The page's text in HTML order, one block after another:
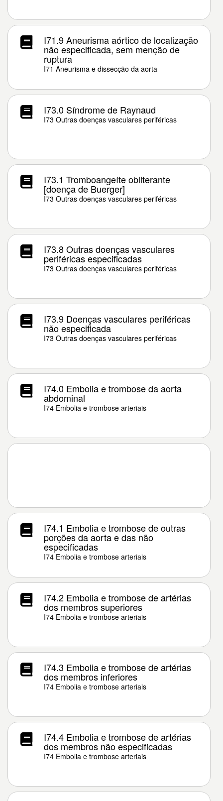
I71.9 Aneurisma aórtico de localização
não especificada, sem menção de
ruptura
I71 Aneurisma e dissecção da aorta
I73.0 Síndrome de Raynaud
I73 Outras doenças vasculares periféricas
I73.1 Tromboangeíte obliterante
[doença de Buerger]
I73 Outras doenças vasculares periféricas
I73.8 Outras doenças vasculares
periféricas especificadas
I73 Outras doenças vasculares periféricas
I73.9 Doenças vasculares periféricas
não especificada
I73 Outras doenças vasculares periféricas
I74.0 Embolia e trombose da aorta
abdominal
I74 Embolia e trombose arteriais
I74.1 Embolia e trombose de outras
porções da aorta e das não
especificadas
I74 Embolia e trombose arteriais
I74.2 Embolia e trombose de artérias
dos membros superiores
I74 Embolia e trombose arteriais
I74.3 Embolia e trombose de artérias
dos membros inferiores
I74 Embolia e trombose arteriais
I74.4 Embolia e trombose de artérias
dos membros não especificadas
I74 Embolia e trombose arteriais